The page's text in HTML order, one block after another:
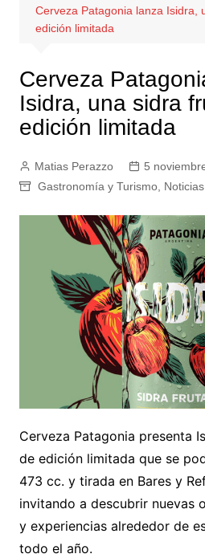
Cerveza Patagonia lanza Isidra,
edición limitada
Cerveza
Isidra, una sidra
edición limitada
Matias Perazzo
5
Gastronomía y Turismo,
Cerveza Patagonia presenta
de edición limitada que se
473 cc. y tirada en Bares y
invitando a descubrir nuevas
y experiencias alrededor de
todo el año.